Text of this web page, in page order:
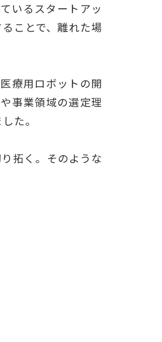
いるスタートアッ
ことで、離れた場
療用ロボットの開
事業領域の選定理
た。
拓く。そのような